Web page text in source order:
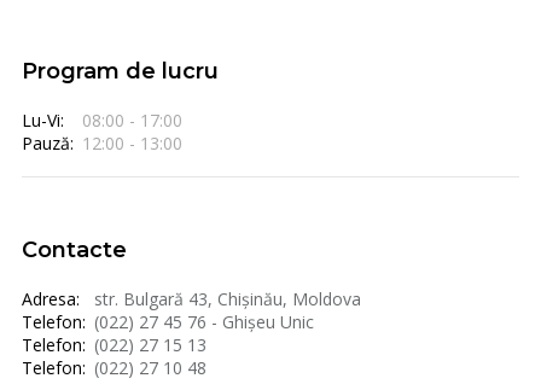
Program de lucru
Lu-Vi:
08:00 - 17:00
Pauză: 12:00 - 13:00
Contacte
Adresa:
str. Bulgară 43, Chișinău, Moldova
Telefon: (022) 27 45 76 - Ghișeu Unic
Telefon: (022) 27 15 13
Telefon: (022) 27 10 48